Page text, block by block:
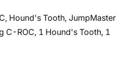
Hound's Tooth, JumpMaster
C-ROC, 1 Hound's Tooth, 1